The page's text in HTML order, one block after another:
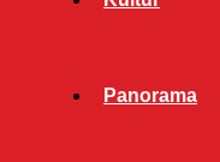
Panorama